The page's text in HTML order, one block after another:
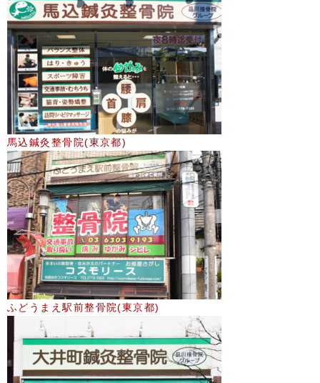
馬込鍼灸整骨院(東京都)
ふどうまえ駅前整骨院(東京都)